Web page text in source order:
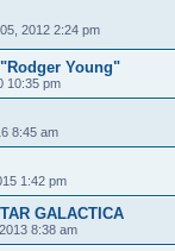
2012 2:24 pm
"Rodger Young"
10:35 pm
8:45 am
1:42 pm
GALACTICA
8:38 am